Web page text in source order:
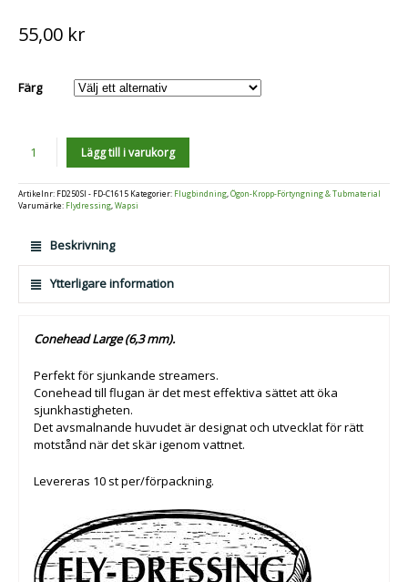
55,00 kr
Färg
Antal Lägg till i varukorg
Artikelnr: FD250SI - FD-C1615 Kategorier: Flugbindning,Ögon-Kropp-Förtyngning & Tubmaterial
Varumärke: Flydressing,Wapsi
Beskrivning
Ytterligare information
Conehead Large (6,3 mm).
Perfekt för sjunkande streamers.
Conehead till flugan är det mest effektiva sättet att öka
sjunkhastigheten.
Det avsmalnande huvudet är designat och utvecklat för rätt
motstånd när det skär igenom vattnet.
Levereras 10 st per/förpackning.